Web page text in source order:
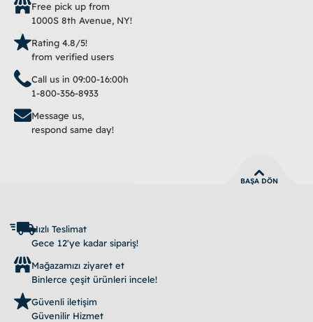
Free pick up from
1000S 8th Avenue, NY!
Rating 4.8/5!
from verified users
Call us in 09:00-16:00h
1-800-356-8933
Message us,
respond same day!
BAŞA DÖN
Hızlı Teslimat
Gece 12'ye kadar sipariş!
Mağazamızı ziyaret et
Binlerce çeşit ürünleri incele!
Güvenli iletişim
Güvenilir Hizmet